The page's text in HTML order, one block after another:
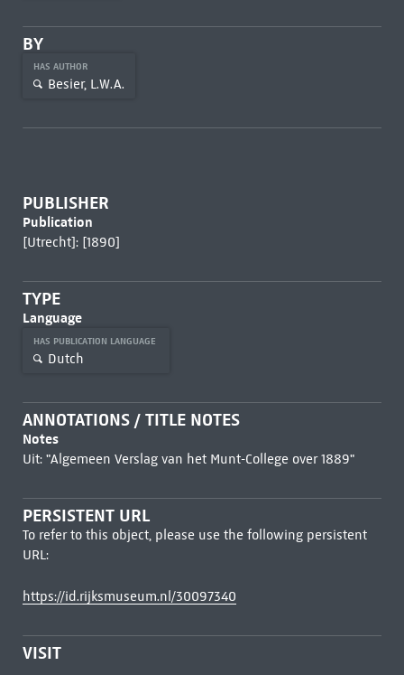
BY
HAS AUTHOR
Besier, L.W.A.
PUBLISHER
Publication
[Utrecht]: [1890]
TYPE
Language
HAS PUBLICATION LANGUAGE
Dutch
ANNOTATIONS / TITLE NOTES
Notes
Uit: "Algemeen Verslag van het Munt-College over 1889"
PERSISTENT URL
To refer to this object, please use the following persistent
URL:
https://id.rijksmuseum.nl/30097340
VISIT